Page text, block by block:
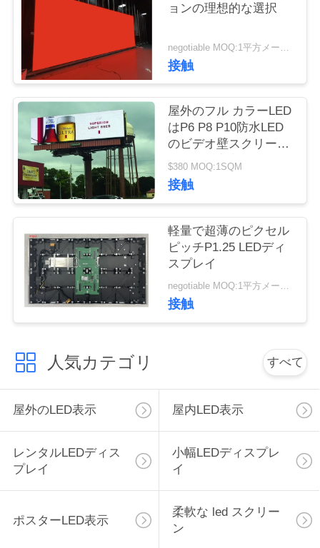
質
管
連
絡
い
ュ
ー
ス
引
ョンの理想的な選択
negotiable MOQ:1平方メートル
接触
屋外のフル カラーLED
はP6 P8 P10防水LED
のビデオ壁スクリーン
表示LED広告掲示板を
選別します
$380 MOQ:1SQM
接触
軽量で超薄のピクセル
ピッチP1.25 LEDディ
スプレイ
negotiable MOQ:1平方メートル
接触
人気カテゴリ すべて
屋外のLED表示 屋内LED表示
レンタルLEDディス
プレイ
小幅LEDディスプレ
イ
ポスターLED表示
柔軟な led スクリー
ン